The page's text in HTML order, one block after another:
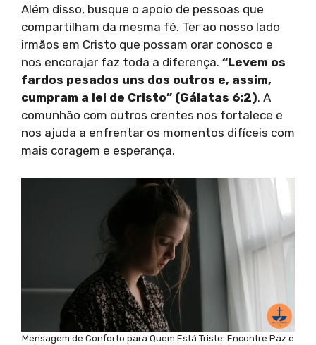
Além disso, busque o apoio de pessoas que
compartilham da mesma fé. Ter ao nosso lado
irmãos em Cristo que possam orar conosco e
nos encorajar faz toda a diferença. “Levem os
fardos pesados uns dos outros e, assim,
cumpram a lei de Cristo” (Gálatas 6:2). A
comunhão com outros crentes nos fortalece e
nos ajuda a enfrentar os momentos difíceis com
mais coragem e esperança.
Mensagem de Conforto para Quem Está Triste: Encontre Paz e